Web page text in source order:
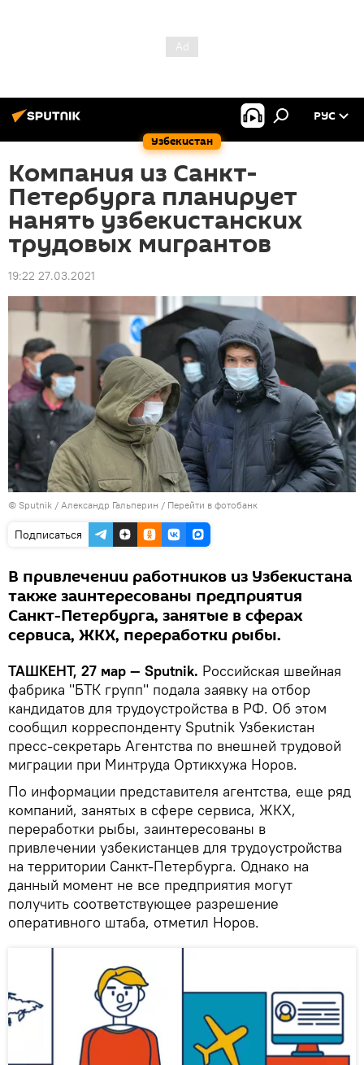
Узбекистан
РУС
Компания из Санкт-
Петербурга планирует
нанять узбекистанских
трудовых мигрантов
19:22 27.03.2021
© Sputnik / Александр Гальперин / Перейти в фотобанк
Подписаться
В привлечении работников из Узбекистана
также заинтересованы предприятия
Санкт-Петербурга, занятые в сферах
сервиса, ЖКХ, переработки рыбы.
ТАШКЕНТ, 27 мар — Sputnik. Российская швейная
фабрика "БТК групп" подала заявку на отбор
кандидатов для трудоустройства в РФ. Об этом
сообщил корреспонденту Sputnik Узбекистан
пресс-секретарь Агентства по внешней трудовой
миграции при Минтруда Ортикхужа Норов.
По информации представителя агентства, еще ряд
компаний, занятых в сфере сервиса, ЖКХ,
переработки рыбы, заинтересованы в
привлечении узбекистанцев для трудоустройства
на территории Санкт-Петербурга. Однако на
данный момент не все предприятия могут
получить соответствующее разрешение
оперативного штаба, отметил Норов.